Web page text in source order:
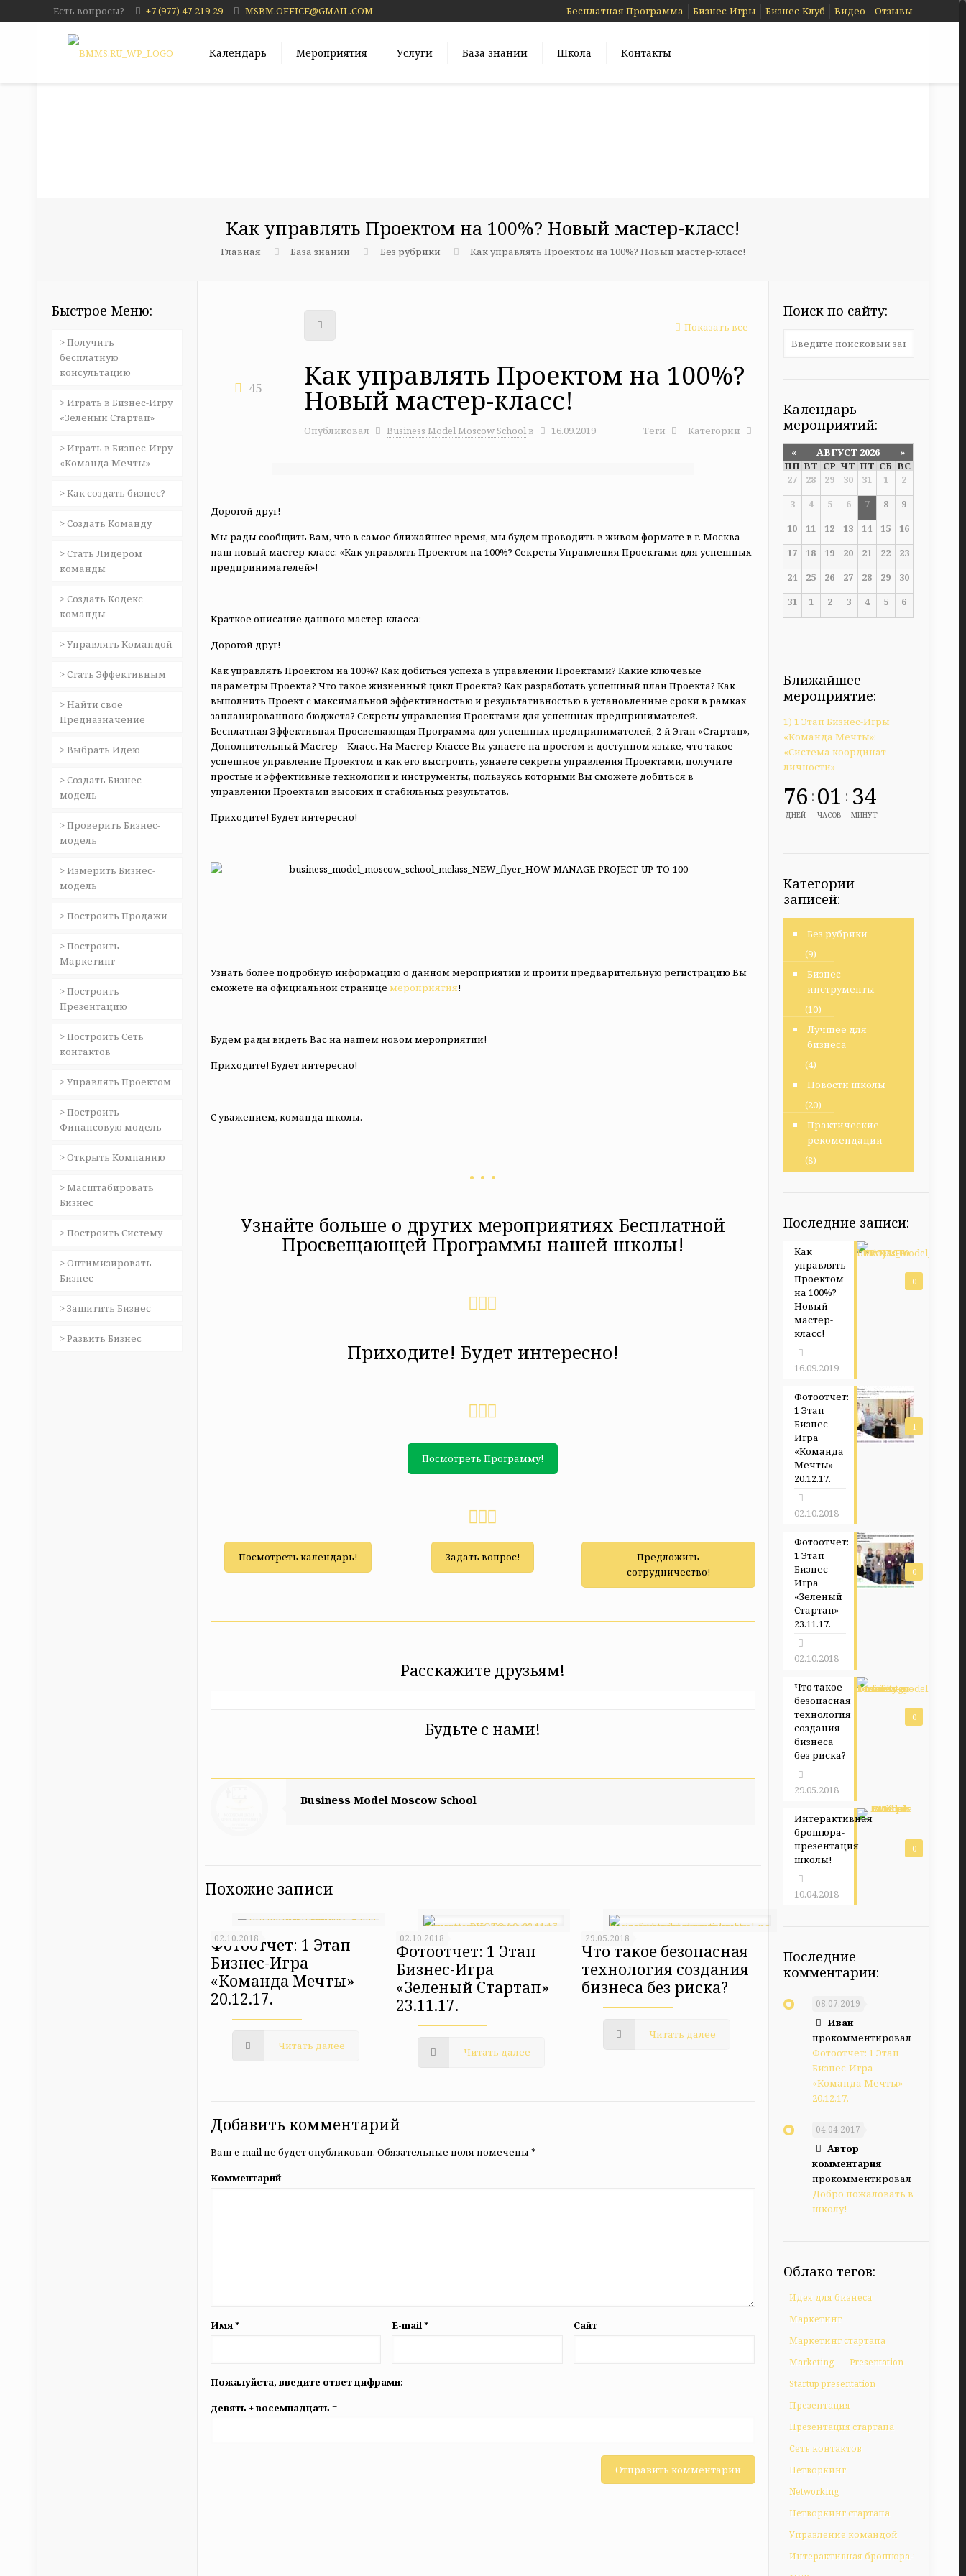
Есть вопросы? +7 (977) 47-219-29 MSBM.OFFICE@GMAIL.COM Бесплатная Программа Бизнес-Игры Бизнес-Клуб Видео Отзывы
Календарь Мероприятия Услуги База знаний Школа Контакты
Как управлять Проектом на 100%? Новый мастер-класс!
Главная База знаний Без рубрики Как управлять Проектом на 100%? Новый мастер-класс!
Показать все
45 Как управлять Проектом на 100%?
Новый мастер-класс!
Опубликовал Business Model Moscow School в 16.09.2019 Категории
Теги
Дорогой друг!
Мы рады сообщить Вам, что в самое ближайшее время, мы будем проводить в живом формате в г. Москва
наш новый мастер-класс: «Как управлять Проектом на 100%? Секреты Управления Проектами для успешных
предпринимателей»!
Краткое описание данного мастер-класса:
Дорогой друг!
Как управлять Проектом на 100%? Как добиться успеха в управлении Проектами? Какие ключевые
параметры Проекта? Что такое жизненный цикл Проекта? Как разработать успешный план Проекта? Как
выполнить Проект с максимальной эффективностью и результативностью в установленные сроки в рамках
запланированного бюджета? Секреты управления Проектами для успешных предпринимателей.
Бесплатная Эффективная Просвещающая Программа для успешных предпринимателей, 2-й Этап «Стартап»,
Дополнительный Мастер – Класс. На Мастер-Классе Вы узнаете на простом и доступном языке, что такое
успешное управление Проектом и как его выстроить, узнаете секреты управления Проектами, получите
простые и эффективные технологии и инструменты, пользуясь которыми Вы сможете добиться в
управлении Проектами высоких и стабильных результатов.
Приходите! Будет интересно!
Узнать более подробную информацию о данном мероприятии и пройти предварительную регистрацию Вы
сможете на официальной странице мероприятия!
Будем рады видеть Вас на нашем новом мероприятии!
Приходите! Будет интересно!
С уважением, команда школы.
Узнайте больше о других мероприятиях Бесплатной
Просвещающей Программы нашей школы!
Приходите! Будет интересно!
Посмотреть Программу!
Посмотреть календарь! Задать вопрос!
Предложить
сотрудничество!
Расскажите друзьям!
Будьте с нами!
Business Model Moscow School
Похожие записи
02.10.2018
Фотоотчет: 1 Этап
Бизнес-Игра
«Команда Мечты»
20.12.17.
Читать далее
02.10.2018
Фотоотчет: 1 Этап
Бизнес-Игра
«Зеленый Стартап»
23.11.17.
Читать далее
29.05.2018
Что такое безопасная
технология создания
бизнеса без риска?
Читать далее
Добавить комментарий
Ваш e-mail не будет опубликован. Обязательные поля помечены *
Комментарий
Имя* E-mail* Сайт
Пожалуйста, введите ответ цифрами:
девять + восемнадцать =
Быстрое Меню:
> Получить
бесплатную
консультацию
> Играть в Бизнес-Игру
«Зеленый Стартап»
> Играть в Бизнес-Игру
«Команда Мечты»
> Как создать бизнес?
> Создать Команду
> Стать Лидером
команды
> Создать Кодекс
команды
> Управлять Командой
> Стать Эффективным
> Найти свое
Предназначение
> Выбрать Идею
> Создать Бизнес-
модель
> Проверить Бизнес-
модель
> Измерить Бизнес-
модель
> Построить Продажи
> Построить
Маркетинг
> Построить
Презентацию
> Построить Сеть
контактов
> Управлять Проектом
> Построить
Финансовую модель
> Открыть Компанию
> Масштабировать
Бизнес
> Построить Систему
> Оптимизировать
Бизнес
> Защитить Бизнес
> Развить Бизнес
Поиск по сайту:
Календарь
мероприятий:
« АВГУСТ 2026
»
ПН ВТ СР ЧТ ПТ СБ ВС
27
28 29 30 31 1
2
3
4 5 6 7 8
9
10
11 12 13 14 15
16
17
18 19 20 21 22
23
24
25 26 27 28 29
30
31
1 2 3 4 5 6
Ближайшее
мероприятие:
1) 1 Этап Бизнес-Игры
«Команда Мечты»:
«Система координат
личности»
76
ДНЕЙ
: 01
ЧАСОВ
: 34
МИНУТ
Категории
записей:
Без рубрики
(9)
Бизнес-
инструменты
(10)
Лучшее для
бизнеса
(4)
Новости школы
(20)
Практические
рекомендации
(8)
Последние записи:
0
Как
управлять
Проектом
на 100%?
Новый
мастер-
класс!
16.09.2019
1
Фотоотчет:
1 Этап
Бизнес-
Игра
«Команда
Мечты»
20.12.17.
02.10.2018
0
Фотоотчет:
1 Этап
Бизнес-
Игра
«Зеленый
Стартап»
23.11.17.
02.10.2018
0
Что такое
безопасная
технология
создания
бизнеса
без риска?
29.05.2018
0
Интерактивная
брошюра-
презентация
школы!
10.04.2018
Последние
комментарии:
08.07.2019
Иван
прокомментировал
Фотоотчет: 1 Этап
Бизнес-Игра
«Команда Мечты»
20.12.17.
04.04.2017
Автор
комментария
прокомментировал
Добро пожаловать в
школу!
Облако тегов:
Идея для бизнеса
Маркетинг
Маркетинг стартапа
Marketing
Presentation
Startup presentation
Презентация
Презентация стартапа
Сеть контактов
Нетворкинг
Networking
Нетворкинг стартапа
Управление командой
Интерактивная брошюра-